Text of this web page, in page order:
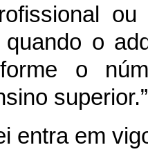
quando o
o
entra em